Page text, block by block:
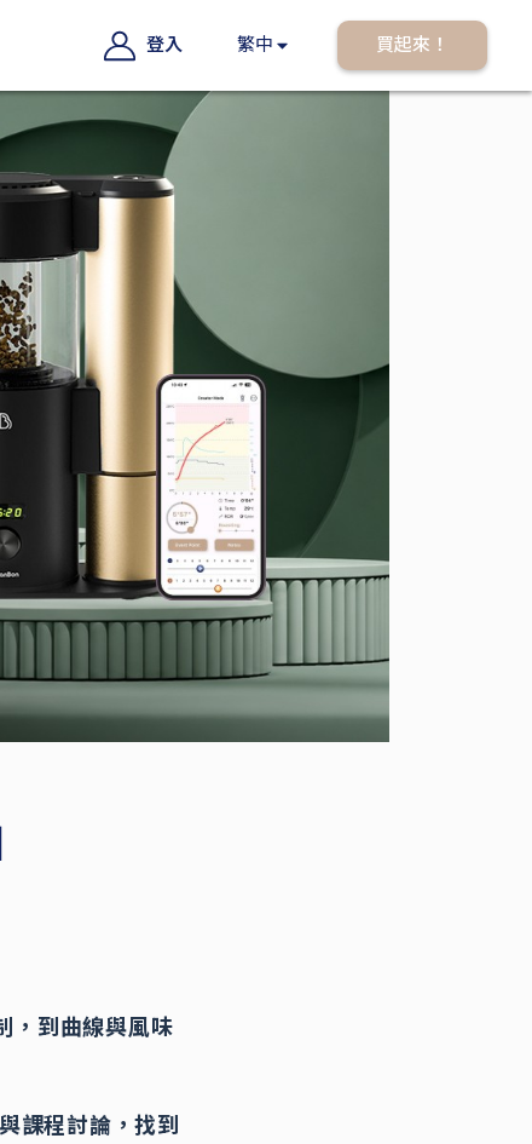
買起來！
繁中
登入
，到曲線與風味
課程討論，找到